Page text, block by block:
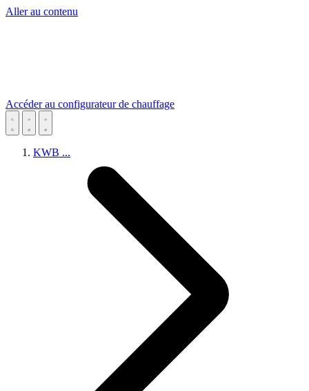
Aller au contenu
Accéder au configurateur de chauffage
KWB ...